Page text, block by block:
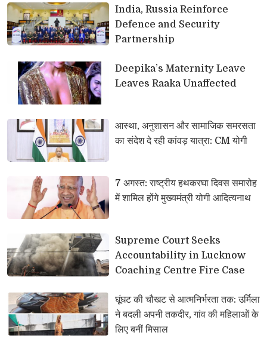
India, Russia Reinforce
Defence and Security
Partnership
Deepika’s Maternity Leave
Leaves Raaka Unaffected
आस्था, अनुशासन और सामाजिक समरसता
का संदेश दे रही कांवड़ यात्रा: CM योगी
7 अगस्त: राष्ट्रीय हथकरघा दिवस समारोह
में शामिल होंगे मुख्यमंत्री योगी आदित्यनाथ
Supreme Court Seeks
Accountability in Lucknow
Coaching Centre Fire Case
घूंघट की चौखट से आत्मनिर्भरता तक: उर्मिला
ने बदली अपनी तकदीर, गांव की महिलाओं के
लिए बनीं मिसाल